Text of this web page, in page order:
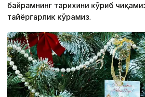
байрамнинг тарихини кўриб
тайёргарлик кўрамиз.